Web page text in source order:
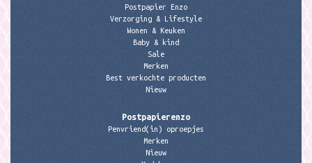
Postpapier Enzo
Verzorging & Lifestyle
Wonen & Keuken
Baby & kind
Sale
Merken
Best verkochte producten
Nieuw
Postpapierenzo
Penvriend(in) oproepjes
Merken
Nieuw